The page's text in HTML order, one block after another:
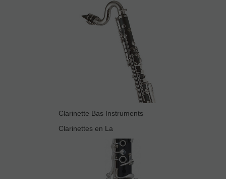
Clarinette Bas Instruments
Clarinettes en La